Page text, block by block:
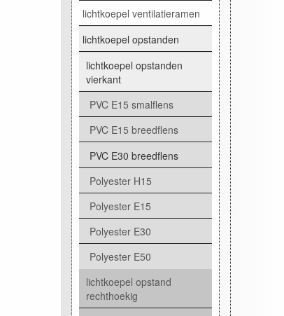
lichtkoepel ventilatieramen
lichtkoepel opstanden
lichtkoepel opstanden
vierkant
PVC E15 smalflens
PVC E15 breedflens
PVC E30 breedflens
Polyester H15
Polyester E15
Polyester E30
Polyester E50
lichtkoepel opstand
rechthoekig